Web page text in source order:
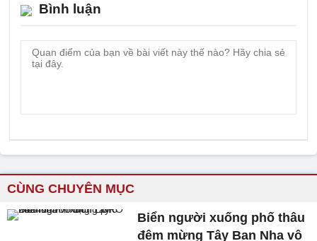
Bình luận
CÙNG CHUYÊN MỤC
Biển người xuống phố thâu
đêm mừng Tây Ban Nha vô